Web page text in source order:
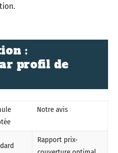
:
profil de
Notre avis
Rapport prix-